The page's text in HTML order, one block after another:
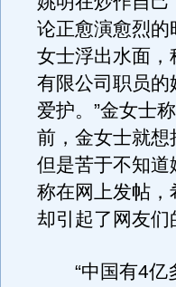
论正愈演愈烈
女士浮出水面，
有限公司职员的
爱护。”金女士
前，金女士就
但是苦于不知道
称在网上发帖
却引起了网友们
“中国有4亿